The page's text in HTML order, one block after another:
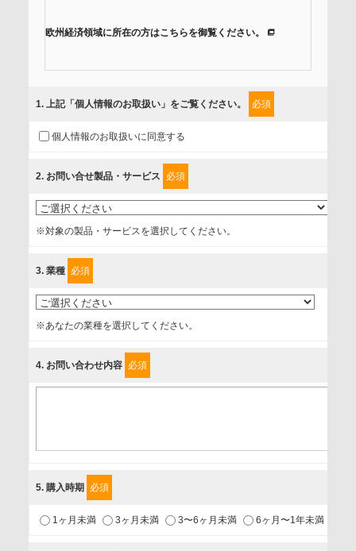
欧州経済領域に所在の方はこちらを御覧ください。
組みを行っています。
に取扱い、これらで定める範囲内で、サービスの提供やご案
内等のために利用させていただいております。
情報を提供されるお客様（本人）に対して、情報の収集目
的、管理者、提供の有無、情報提供の任意性や権利について
確認し、当社への情報提供がお客様の懸念にならないよう
上げます。
事業者名
個人情報保護責任者
1.当社が取り扱う商品・サービスに関するご案内
2.当社が開催（主催・共催・協賛）するセミナーなど、各種イ
1. 上記「個人情報のお取扱い」をご覧ください。 必須
個人情報のお取扱いに同意する
2. お問い合せ製品・サービス 必須
※対象の製品・サービスを選択してください。
3. 業種 必須
※あなたの業種を選択してください。
4. お問い合わせ内容 必須
5. 購入時期 必須
1ヶ月未満 3ヶ月未満 3〜6ヶ月未満 6ヶ月〜1年未満